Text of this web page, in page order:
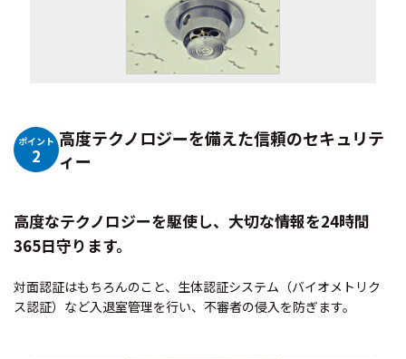
ポイント
2
高度テクノロジーを備えた信頼のセキュリテ
ィー
高度なテクノロジーを駆使し、大切な情報を24時間
365日守ります。
対面認証はもちろんのこと、生体認証システム（バイオメトリク
ス認証）など入退室管理を行い、不審者の侵入を防ぎます。